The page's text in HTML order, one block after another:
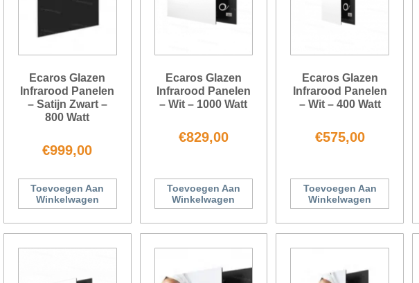
Ecaros Glazen
Infrarood Panelen
– Satijn Zwart –
800 Watt
€999,00
Toevoegen Aan
Winkelwagen
Ecaros Glazen
Infrarood Panelen
– Wit – 1000 Watt
€829,00
Toevoegen Aan
Winkelwagen
Ecaros Glazen
Infrarood Panelen
– Wit – 400 Watt
€575,00
Toevoegen Aan
Winkelwagen